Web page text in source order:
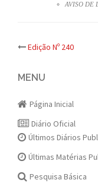
AVISO DE
Post
Edição Nº 240
MENU
Página Inicial
Diário Oficial
Últimos Diários
Últimas Matérias
Pesquisa Básica